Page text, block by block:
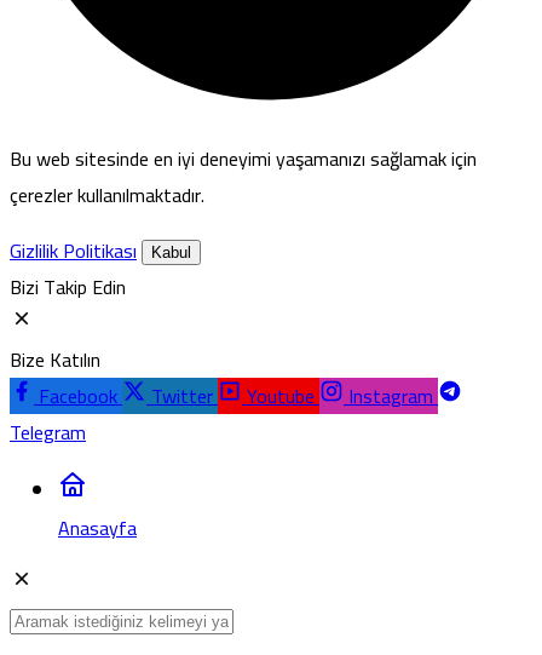
Bu web sitesinde en iyi deneyimi yaşamanızı sağlamak için
çerezler kullanılmaktadır.
Gizlilik Politikası
Kabul
Bizi Takip Edin
Bize Katılın
Facebook
Twitter Youtube
Instagram
Telegram
Anasayfa